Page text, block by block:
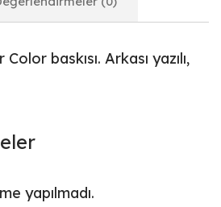
baskısı. Arkası yazılı,
yapılmadı.